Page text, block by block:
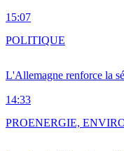
15:07
L'Allemagne renforce la
14:33
POLITIQUE
PROENERGIE,